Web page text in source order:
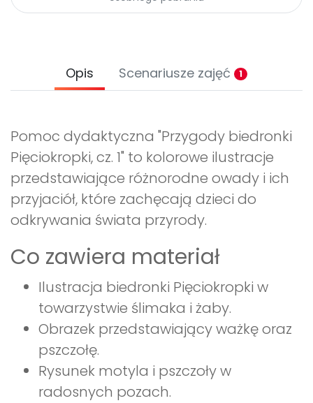
Opis Scenariusze zajęć 1
Pomoc dydaktyczna "Przygody biedronki
Pięciokropki, cz. 1" to kolorowe ilustracje
przedstawiające różnorodne owady i ich
przyjaciół, które zachęcają dzieci do
odkrywania świata przyrody.
Co zawiera materiał
Ilustracja biedronki Pięciokropki w
towarzystwie ślimaka i żaby.
Obrazek przedstawiający ważkę oraz
pszczołę.
Rysunek motyla i pszczoły w
radosnych pozach.